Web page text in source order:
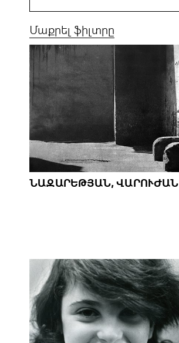
Մաքրել ֆիլտրը
ՆԱԶԱՐԵԹՅԱՆ, ՎԱՐՈՒԺԱՆ